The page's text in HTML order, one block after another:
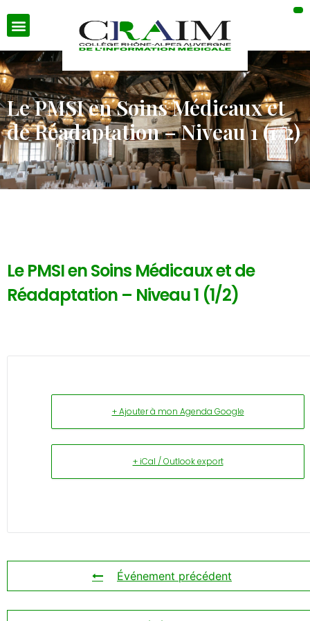
Le PMSI en Soins Médicaux et
de Réadaptation – Niveau 1 (1/2)
Le PMSI en Soins Médicaux et de
Réadaptation – Niveau 1 (1/2)
+ Ajouter à mon Agenda Google
+ iCal / Outlook export
Événement précédent